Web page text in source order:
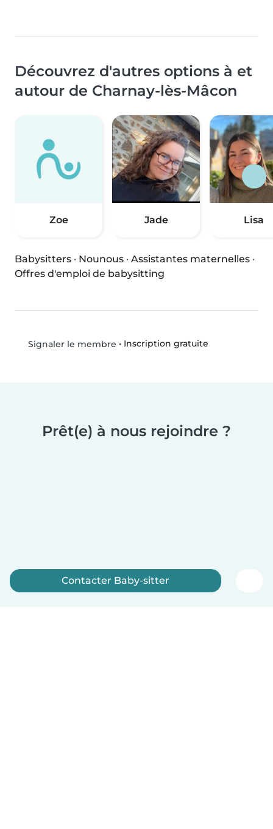
Découvrez d'autres options à et
autour de Charnay-lès-Mâcon
Zoe Jade Lisa
Babysitters · Nounous · Assistantes maternelles ·
Offres d'emploi de babysitting
Signaler le membre • Inscription gratuite
Prêt(e) à nous rejoindre ?
Contacter Baby-sitter